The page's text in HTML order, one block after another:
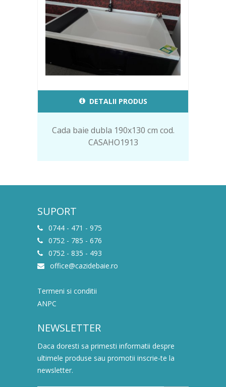
DETALII PRODUS
Cada baie dubla 190x130 cm cod.
CASAHO1913
SUPORT
0744 - 471 - 975
0752 - 785 - 676
0752 - 835 - 493
office@cazidebaie.ro
Termeni si conditii
ANPC
NEWSLETTER
Daca doresti sa primesti informatii despre
ultimele produse sau promotii inscrie-te la
newsletter.